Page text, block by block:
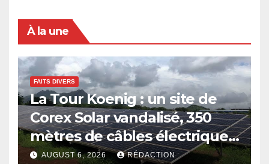
À la une
FAITS DIVERS
La Tour Koenig : un site de
Corex Solar vandalisé, 350
mètres de câbles électriques
volés
AUGUST 6, 2026 RÉDACTION